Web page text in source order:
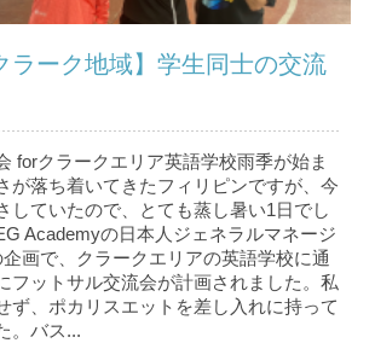
ラーク地域】学生同士の交流
forクラークエリア英語学校雨季が始ま
が落ち着いてきたフィリピンですが、今
していたので、とても蒸し暑い1日でし
Academyの日本人ジェネラルマネージ
画で、クラークエリアの英語学校に通
フットサル交流会が計画されました。私
ず、ポカリスエットを差し入れに持って
。バス...